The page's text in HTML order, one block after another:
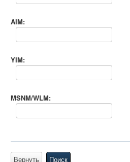
AIM:
YIM:
MSNM/WLM:
Вернуть Поиск